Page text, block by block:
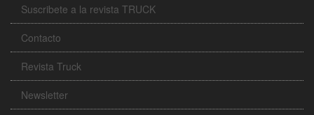
Suscribete a la revista TRUCK
Contacto
Revista Truck
Newsletter